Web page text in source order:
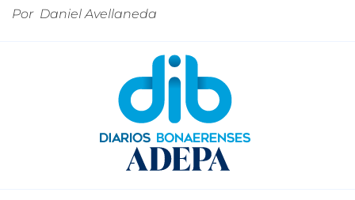
Por Daniel Avellaneda